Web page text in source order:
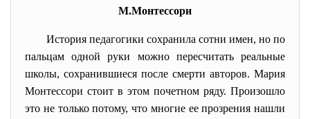
М.Монтессори
История педагогики сохранила сотни имен, но по
пальцам одной руки можно пересчитать реальные
школы, сохранившиеся после смерти авторов. Мария
Монтессори стоит в этом почетном ряду. Произошло
это не только потому, что многие ее прозрения нашли